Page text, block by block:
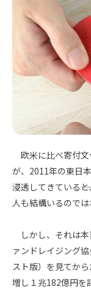
欧米に比べ寄付文
が、 2011年の東日
浸透してきている――
人も結構いるのでは
しかし、それは本
ァンドレイジング
スト版）を見てか
増し１兆182億円を